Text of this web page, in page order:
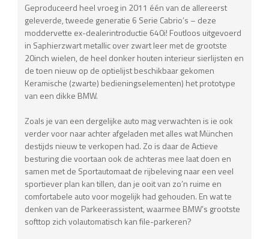
Geproduceerd heel vroeg in 2011 één van de allereerst
geleverde, tweede generatie 6 Serie Cabrio’s – deze
moddervette ex-dealerintroductie 640i! Foutloos uitgevoerd
in Saphierzwart metallic over zwart leer met de grootste
20inch wielen, de heel donker houten interieur sierlijsten en
de toen nieuw op de optielijst beschikbaar gekomen
Keramische (zwarte) bedieningselementen) het prototype
van een dikke BMW.
Zoals je van een dergelijke auto mag verwachten is ie ook
verder voor naar achter afgeladen met alles wat München
destijds nieuw te verkopen had. Zo is daar de Actieve
besturing die voortaan ook de achteras mee laat doen en
samen met de Sportautomaat de rijbeleving naar een veel
sportiever plan kan tillen, dan je ooit van zo’n ruime en
comfortabele auto voor mogelijk had gehouden. En wat te
denken van de Parkeerassistent, waarmee BMW’s grootste
softtop zich volautomatisch kan file-parkeren?